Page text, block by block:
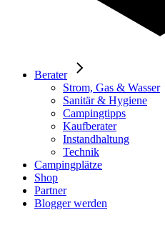
Berater
Strom, Gas & Wasser
Sanitär & Hygiene
Campingtipps
Kaufberater
Instandhaltung
Technik
Campingplätze
Shop
Partner
Blogger werden